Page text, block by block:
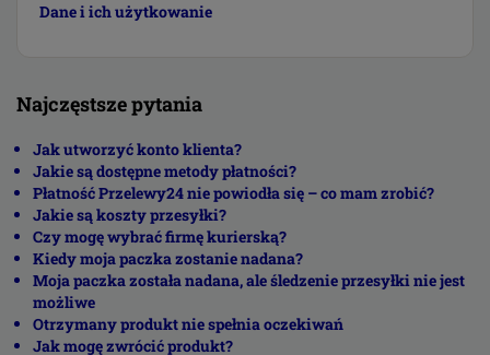
Dane i ich użytkowanie
Najczęstsze pytania
Jak utworzyć konto klienta?
Jakie są dostępne metody płatności?
Płatność Przelewy24 nie powiodła się – co mam zrobić?
Jakie są koszty przesyłki?
Czy mogę wybrać firmę kurierską?
Kiedy moja paczka zostanie nadana?
Moja paczka została nadana, ale śledzenie przesyłki nie jest
możliwe
Otrzymany produkt nie spełnia oczekiwań
Jak mogę zwrócić produkt?